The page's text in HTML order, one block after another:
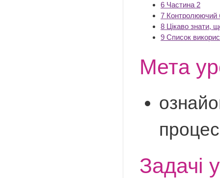
6 Частина 2
7
8 Цікаво знати,
9 Список
Мета
Задачі